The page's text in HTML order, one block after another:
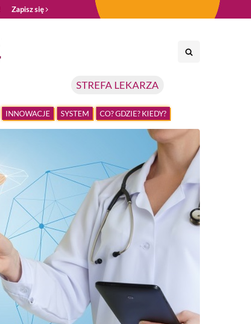
Zapisz się
STREFA LEKARZA
INNOWACJE SYSTEM CO? GDZIE? KIEDY?